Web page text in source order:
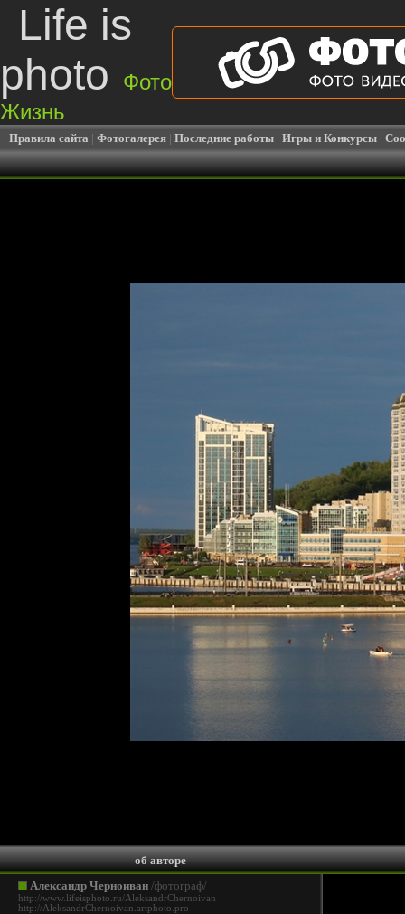
Life is
photo
Фото
Жизнь
Правила сайта | Фотогалерея | Последние работы | Игры и Конкурсы |
об авторе
Александр Черноиван /фотограф/
http://www.lifeisphoto.ru/AleksandrChernoivan
http://AleksandrChernoivan.artphoto.pro